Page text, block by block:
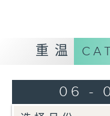
重温
06 -